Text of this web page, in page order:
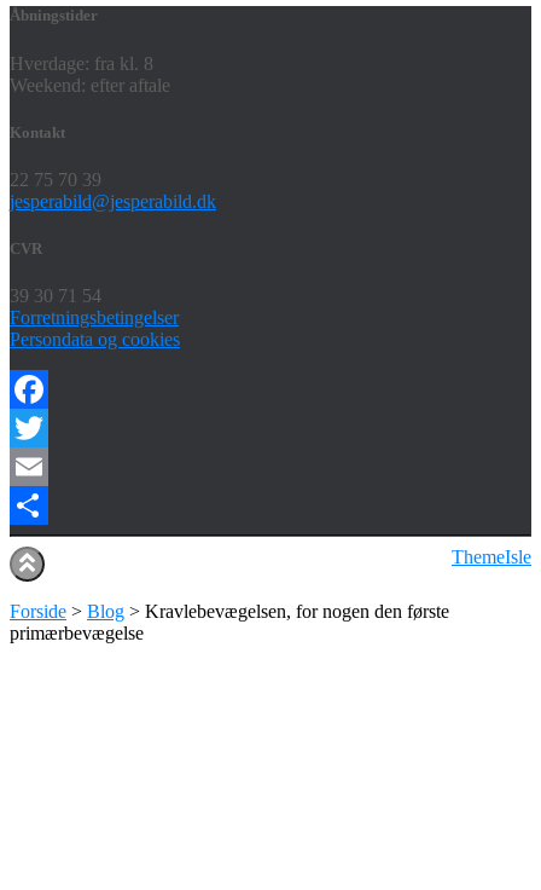
Åbningstider
Hverdage: fra kl. 8
Weekend: efter aftale
Kontakt
22 75 70 39
jesperabild@jesperabild.dk
CVR
39 30 71 54
Forretningsbetingelser
Persondata og cookies
Facebook
Twitter
Email
Share
ThemeIsle
Forside > Blog > Kravlebevægelsen, for nogen den første
primærbevægelse